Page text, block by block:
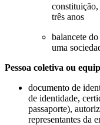
constituição,
três anos
balancete
uma
Pessoa coletiva ou
documento de
de identidade,
passaporte),
representantes da